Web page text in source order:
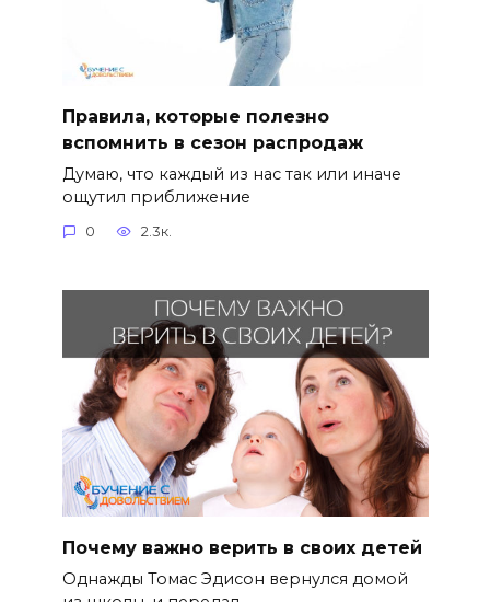
Правила, которые полезно
вспомнить в сезон распродаж
Думаю, что каждый из нас так или иначе
ощутил приближение
0 2.3к.
Почему важно верить в своих детей
Однажды Томас Эдисон вернулся домой